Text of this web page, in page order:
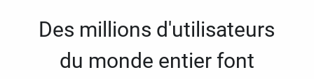
Des millions d'utilisateurs
du monde entier font